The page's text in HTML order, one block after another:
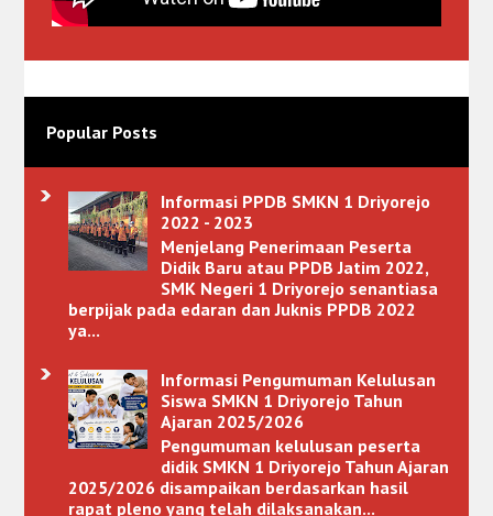
Popular Posts
Informasi PPDB SMKN 1 Driyorejo
2022 - 2023
Menjelang Penerimaan Peserta
Didik Baru atau PPDB Jatim 2022,
SMK Negeri 1 Driyorejo senantiasa
berpijak pada edaran dan Juknis PPDB 2022
ya...
Informasi Pengumuman Kelulusan
Siswa SMKN 1 Driyorejo Tahun
Ajaran 2025/2026
Pengumuman kelulusan peserta
didik SMKN 1 Driyorejo Tahun Ajaran
2025/2026 disampaikan berdasarkan hasil
rapat pleno yang telah dilaksanakan...